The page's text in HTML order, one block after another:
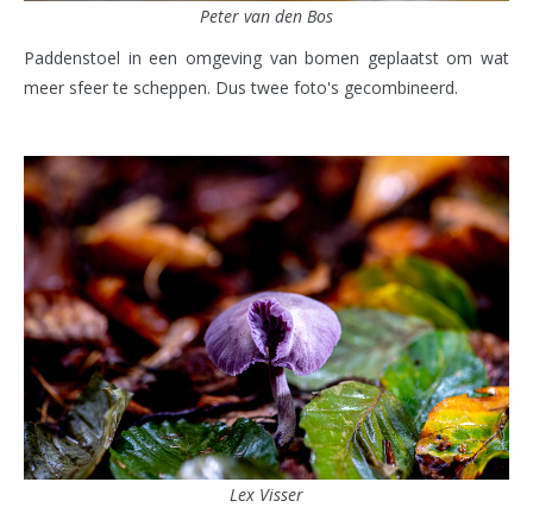
Peter van den Bos
Paddenstoel in een omgeving van bomen geplaatst om wat
meer sfeer te scheppen. Dus twee foto's gecombineerd.
Lex Visser